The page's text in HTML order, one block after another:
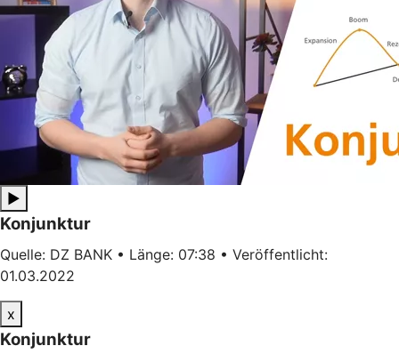
▶
Konjunktur
Quelle: DZ BANK • Länge: 07:38 • Veröffentlicht:
01.03.2022
x
Konjunktur